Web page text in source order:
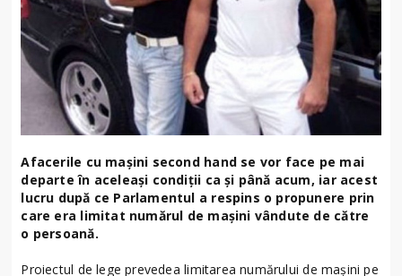
Afacerile cu mașini second hand se vor face pe mai
departe în aceleași condiții ca și până acum, iar acest
lucru după ce Parlamentul a respins o propunere prin
care era limitat numărul de mașini vândute de către
o persoană.
Proiectul de lege prevedea limitarea numărului de mașini pe